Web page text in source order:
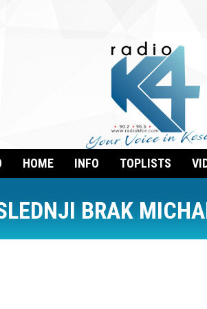
HOME INFO TOPLISTS
BRAK